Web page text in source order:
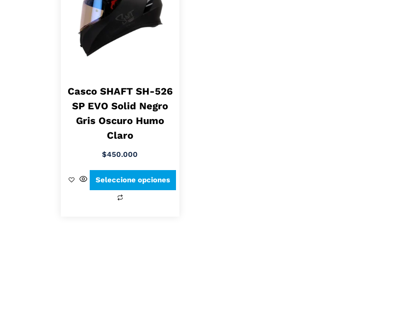
Casco SHAFT SH-526
SP EVO Solid Negro
Gris Oscuro Humo
Claro
$450.000
Seleccione opciones